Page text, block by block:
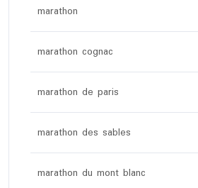
marathon
marathon cognac
marathon de paris
marathon des sables
marathon du mont blanc